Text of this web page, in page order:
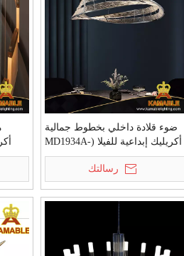
ضوء قلادة داخلي بخطوط جمالية
أكريليك إبداعية للفيلا (MD1934A-
7A)
رسالتك